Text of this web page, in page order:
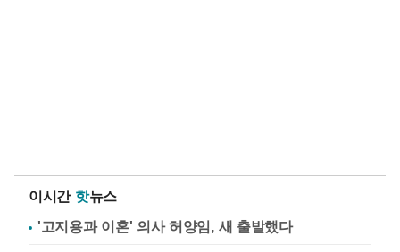
이시간 핫뉴스
'고지용과 이혼' 의사 허양임, 새 출발했다